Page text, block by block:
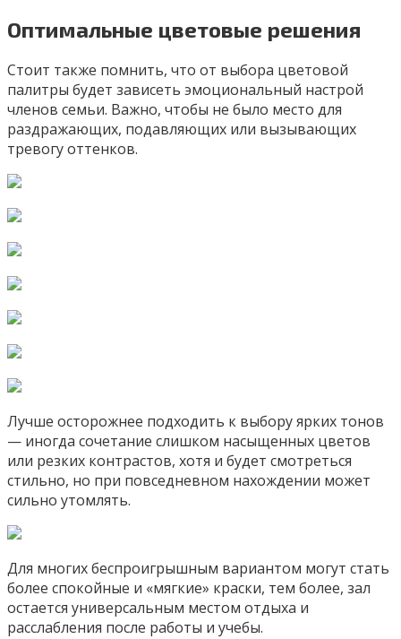
Оптимальные цветовые решения
Стоит также помнить, что от выбора цветовой
палитры будет зависеть эмоциональный настрой
членов семьи. Важно, чтобы не было место для
раздражающих, подавляющих или вызывающих
тревогу оттенков.
Лучше осторожнее подходить к выбору ярких тонов
— иногда сочетание слишком насыщенных цветов
или резких контрастов, хотя и будет смотреться
стильно, но при повседневном нахождении может
сильно утомлять.
Для многих беспроигрышным вариантом могут стать
более спокойные и «мягкие» краски, тем более, зал
остается универсальным местом отдыха и
расслабления после работы и учебы.